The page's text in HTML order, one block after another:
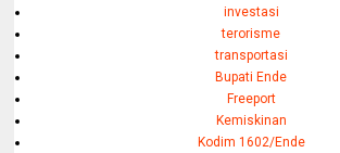
investasi
terorisme
transportasi
Bupati Ende
Freeport
Kemiskinan
Kodim 1602/Ende